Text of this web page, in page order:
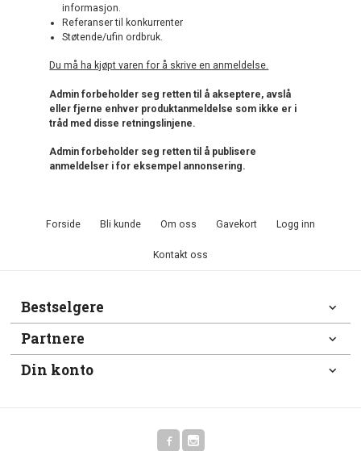
informasjon.
Referanser til konkurrenter
Støtende/ufin ordbruk.
Du må ha kjøpt varen for å skrive en anmeldelse.
Admin forbeholder seg retten til å akseptere, avslå
eller fjerne enhver produktanmeldelse som ikke er i
tråd med disse retningslinjene.
Admin forbeholder seg retten til å publisere
anmeldelser i for eksempel annonsering.
Forside Bli kunde Om oss Gavekort Logg inn
Kontakt oss
Bestselgere
Partnere
Din konto